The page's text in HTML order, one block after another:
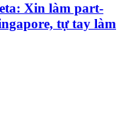
Xin làm part-
tự tay làm